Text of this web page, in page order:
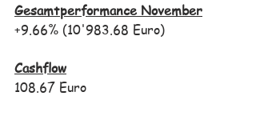
Gesamtperformance November
+9.66% (10'983.68 Euro)
Cashflow
108.67 Euro